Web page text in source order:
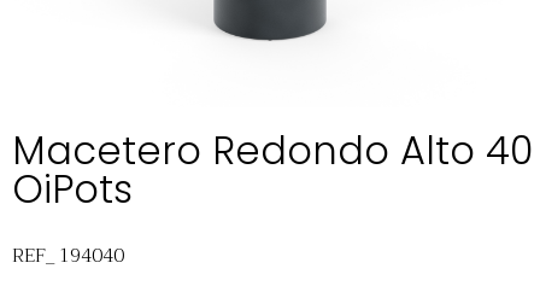
Macetero Redondo Alto 40
OiPots
REF_ 194040